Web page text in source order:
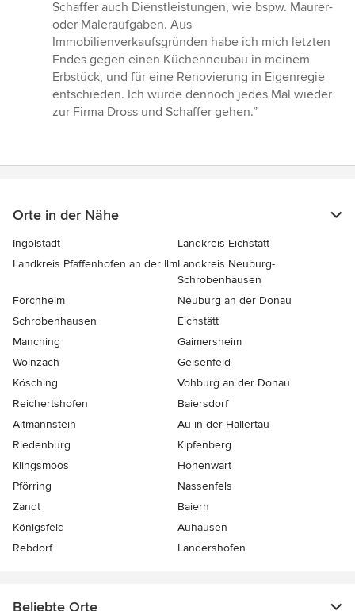
Schaffer auch Dienstleistungen, wie bspw. Maurer-
oder Maleraufgaben. Aus
Immobilienverkaufsgründen habe ich mich letzten
Endes gegen einen Küchenneubau in meinem
Erbstück, und für eine Renovierung in Eigenregie
entschieden. Ich würde dennoch jedes Mal wieder
zur Firma Dross und Schaffer gehen.”
Orte in der Nähe
Ingolstadt
Landkreis Eichstätt
Landkreis Pfaffenhofen an der IlmLandkreis Neuburg-
Schrobenhausen
Forchheim
Neuburg an der Donau
Schrobenhausen
Eichstätt
Manching
Gaimersheim
Wolnzach
Geisenfeld
Kösching
Vohburg an der Donau
Reichertshofen
Baiersdorf
Altmannstein
Au in der Hallertau
Riedenburg
Kipfenberg
Klingsmoos
Hohenwart
Pförring
Nassenfels
Zandt
Baiern
Königsfeld
Auhausen
Rebdorf
Landershofen
Beliebte Orte